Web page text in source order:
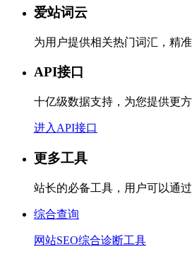
爱站词云
为用户提供相关热门词汇，精
API接口
十亿级数据支持，为您提供更
进入API接口
更多工具
站长的必备工具，用户可以通
综合查询
网站SEO综合诊断工具